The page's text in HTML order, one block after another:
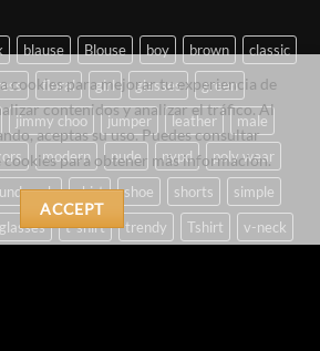
blause Blouse boy brown
classic
floral girl glasses
green
jimmy choo jumper leather
male
modern nude nypd
poly wear
neck shirt shoe shorts
simple
t-shirt trendy Tshirt
v-neck
cookies para mejorar tu experiencia de
contenidos y analizar el tráfico. Al
aceptas su uso. Puedes consultar
para obtener más información.
ACCEPT